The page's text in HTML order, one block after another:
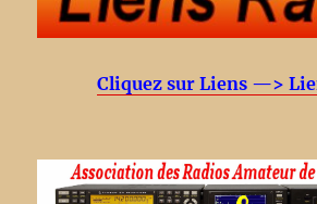
Cliquez sur Liens —>